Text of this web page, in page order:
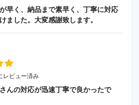
早く、納品まで素早く、丁寧に対応
ました。大変感謝致します。
レビュー済み
んの対応が迅速丁寧で良かったで